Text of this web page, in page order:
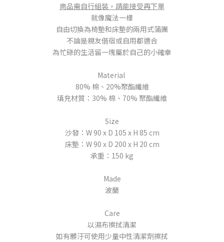
商品需自行組裝，請能接受再下單
就像魔法一樣
自由切換為椅墊和床墊的兩用式蒲團
不論是親友借宿或自用都適合
為忙碌的生活留一塊屬於自己的小確幸
Material
80% 棉、20%聚酯纖維
填充材質：30% 棉、70% 聚酯纖維
Size
沙發：W 90 x D 105 x H 85 cm
床墊：W 90 x D 200 x H 20 cm
承重：150 kg
Made
波蘭
Care
以濕布擦拭清潔
如有髒汙可使用少量中性清潔劑擦拭